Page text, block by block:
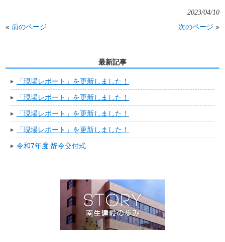
2023/04/10
«前のページ 次のページ »
最新記事
「現場レポート」を更新しました！
「現場レポート」を更新しました！
「現場レポート」を更新しました！
「現場レポート」を更新しました！
令和7年度 辞令交付式